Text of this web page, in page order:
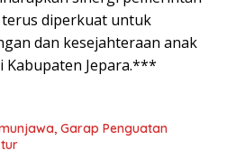
diperkuat untuk
dan kesejahteraan anak
Jepara.***
Garap Penguatan